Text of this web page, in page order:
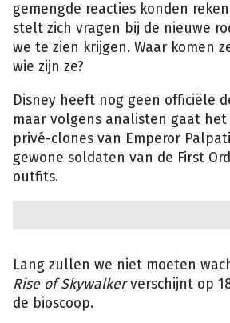
gemengde reacties konden
stelt zich vragen bij de nieuwe
we te zien krijgen. Waar komen
wie zijn ze?
Disney heeft nog geen officiële
maar volgens analisten gaat het
privé-clones van Emperor
gewone soldaten van de First
outfits.
Lang zullen we niet moeten
Rise of Skywalkerverschijnt op
de bioscoop.